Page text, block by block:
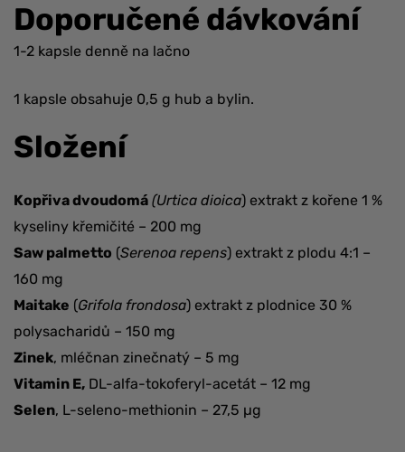
Doporučené dávkování
1-2 kapsle denně na lačno
1 kapsle obsahuje 0,5 g hub a bylin.
Složení
Kopřiva dvoudomá (Urtica dioica) extrakt z kořene 1 %
kyseliny křemičité – 200 mg
Saw palmetto (Serenoa repens) extrakt z plodu 4:1 –
160 mg
Maitake (Grifola frondosa) extrakt z plodnice 30 %
polysacharidů – 150 mg
Zinek, mléčnan zinečnatý – 5 mg
Vitamin E, DL-alfa-tokoferyl-acetát – 12 mg
Selen, L-seleno-methionin – 27,5 µg